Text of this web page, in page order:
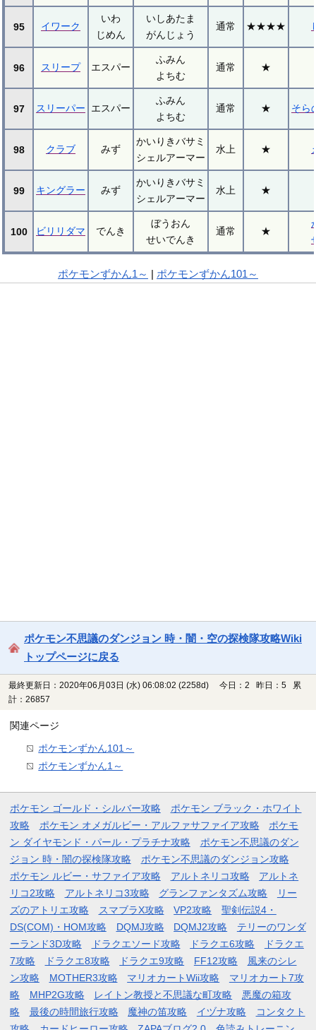
95 イワーク
いわ
じめん
いしあたま
がんじょう
通常 ★★★★
96 スリープ エスパー
ふみん
よちむ
通常 ★
97 スリーパー エスパー
ふみん
よちむ
通常 ★ そら
98 クラブ みず
かいりきバサミ
シェルアーマー
水上 ★
99 キングラー みず
かいりきバサミ
シェルアーマー
水上 ★
100 ビリリダマ でんき
ぼうおん
せいでんき
通常 ★
ポケモンずかん1～ | ポケモンずかん101～
ポケモン不思議のダンジョン 時・闇・空の探検隊攻略Wiki
トップページに戻る
最終更新日：2020年06月03日 (水) 06:08:02 (2258d)
今日：2 昨日：5 累
計：26857
関連ページ
ポケモンずかん101～
ポケモンずかん1～
ポケモン ゴールド・シルバー攻略
ポケモン ブラック・ホワイト
攻略
ポケモン オメガルビー・アルファサファイア攻略
ポケモ
ン ダイヤモンド・パール・プラチナ攻略
ポケモン不思議のダン
ジョン 時・闇の探検隊攻略
ポケモン不思議のダンジョン攻略
ポケモン ルビー・サファイア攻略
アルトネリコ攻略
アルトネ
リコ2攻略
アルトネリコ3攻略 グランファンタズム攻略
リー
ズのアトリエ攻略
スマブラX攻略 VP2攻略
聖剣伝説4・
DS(COM)・HOM攻略
DQMJ攻略 DQMJ2攻略
テリーのワンダ
ーランド3D攻略
ドラクエソード攻略 ドラクエ6攻略
ドラクエ
7攻略
ドラクエ8攻略 ドラクエ9攻略 FF12攻略
風来のシレ
ン攻略
MOTHER3攻略 マリオカートWii攻略
マリオカート7攻
略
MHP2G攻略 レイトン教授と不思議な町攻略
悪魔の箱攻
略
最後の時間旅行攻略 魔神の笛攻略 イヅナ攻略
コンタクト